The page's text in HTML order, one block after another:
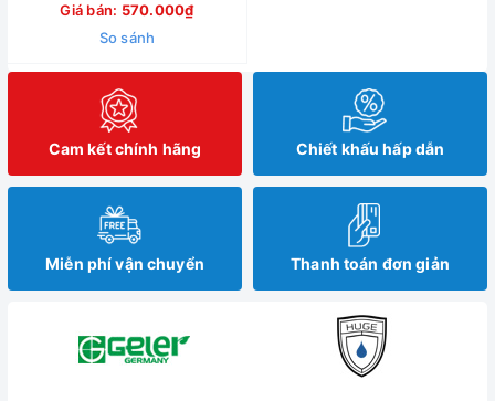
Giá bán: 570.000₫
So sánh
Cam kết chính hãng Chiết khấu hấp dẫn
Miễn phí vận chuyển Thanh toán đơn giản